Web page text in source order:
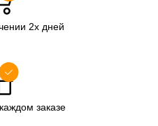
2х дней
заказе